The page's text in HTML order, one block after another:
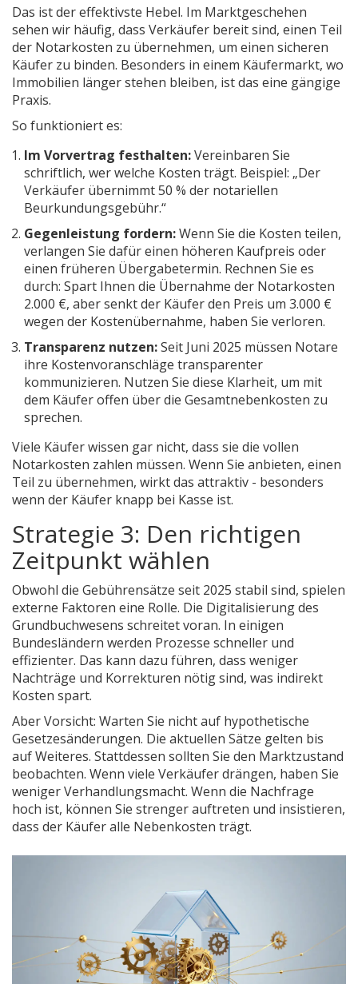
Das ist der effektivste Hebel. Im Marktgeschehen
sehen wir häufig, dass Verkäufer bereit sind, einen Teil
der Notarkosten zu übernehmen, um einen sicheren
Käufer zu binden. Besonders in einem Käufermarkt, wo
Immobilien länger stehen bleiben, ist das eine gängige
Praxis.
So funktioniert es:
Im Vorvertrag festhalten:Vereinbaren Sie
schriftlich, wer welche Kosten trägt. Beispiel: „Der
Verkäufer übernimmt 50 % der notariellen
Beurkundungsgebühr.“
Gegenleistung fordern:Wenn Sie die Kosten teilen,
verlangen Sie dafür einen höheren Kaufpreis oder
einen früheren Übergabetermin. Rechnen Sie es
durch: Spart Ihnen die Übernahme der Notarkosten
2.000 €, aber senkt der Käufer den Preis um 3.000 €
wegen der Kostenübernahme, haben Sie verloren.
Transparenz nutzen:Seit Juni 2025 müssen Notare
ihre Kostenvoranschläge transparenter
kommunizieren. Nutzen Sie diese Klarheit, um mit
dem Käufer offen über die Gesamtnebenkosten zu
sprechen.
Viele Käufer wissen gar nicht, dass sie die vollen
Notarkosten zahlen müssen. Wenn Sie anbieten, einen
Teil zu übernehmen, wirkt das attraktiv - besonders
wenn der Käufer knapp bei Kasse ist.
Strategie 3: Den richtigen
Zeitpunkt wählen
Obwohl die Gebührensätze seit 2025 stabil sind, spielen
externe Faktoren eine Rolle. Die Digitalisierung des
Grundbuchwesens schreitet voran. In einigen
Bundesländern werden Prozesse schneller und
effizienter. Das kann dazu führen, dass weniger
Nachträge und Korrekturen nötig sind, was indirekt
Kosten spart.
Aber Vorsicht: Warten Sie nicht auf hypothetische
Gesetzesänderungen. Die aktuellen Sätze gelten bis
auf Weiteres. Stattdessen sollten Sie den Marktzustand
beobachten. Wenn viele Verkäufer drängen, haben Sie
weniger Verhandlungsmacht. Wenn die Nachfrage
hoch ist, können Sie strenger auftreten und insistieren,
dass der Käufer alle Nebenkosten trägt.